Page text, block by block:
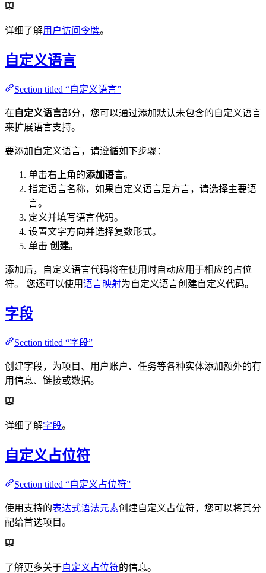
详细了解用户访问令牌。
自定义语言
Section titled “自定义语言”
在 自定义语言部分，您可以通过添加默认未包含的自定义语言
来扩展语言支持。
要添加自定义语言，请遵循如下步骤：
单击右上角的添加语言。
指定语言名称，如果自定义语言是方言，请选择主要语
言。
定义并填写语言代码。
设置文字方向并选择复数形式。
单击 创建。
添加后，自定义语言代码将在使用时自动应用于相应的占位
符。 您还可以使用语言映射为自定义语言创建自定义代码。
字段
Section titled “字段”
创建字段，为项目、用户账户、任务等各种实体添加额外的有
用信息、链接或数据。
详细了解字段。
自定义占位符
Section titled “自定义占位符”
使用支持的表达式语法元素创建自定义占位符，您可以将其分
配给首选项目。
了解更多关于自定义占位符的信息。